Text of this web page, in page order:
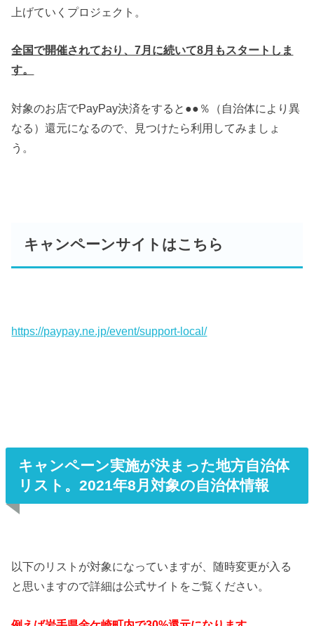
上げていくプロジェクト。
全国で開催されており、7月に続いて8月もスタートしま
す。
対象のお店でPayPay決済をすると●●％（自治体により異
なる）還元になるので、見つけたら利用してみましょ
う。
キャンペーンサイトはこちら
https://paypay.ne.jp/event/support-local/
キャンペーン実施が決まった地方自治体
リスト。2021年8月対象の自治体情報
以下のリストが対象になっていますが、随時変更が入る
と思いますので詳細は公式サイトをご覧ください。